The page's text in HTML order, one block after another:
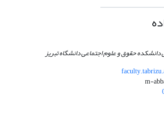
حقوق و علوم اجتماعی دانشگاه تبریز